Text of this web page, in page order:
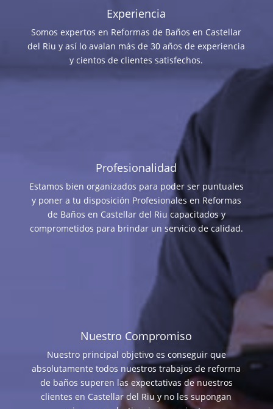
Experiencia
Somos expertos en Reformas de Baños en Castellar
del Riu y así lo avalan más de 30 años de experiencia
y cientos de clientes satisfechos.
Profesionalidad
Estamos bien organizados para poder ser puntuales
y poner a tu disposición Profesionales en Reformas
de Baños en Castellar del Riu capacitados y
comprometidos para brindar un servicio de calidad.
Nuestro Compromiso
Nuestro principal objetivo es conseguir que
absolutamente todos nuestros trabajos de reforma
de baños superen las expectativas de nuestros
clientes en Castellar del Riu y no les supongan